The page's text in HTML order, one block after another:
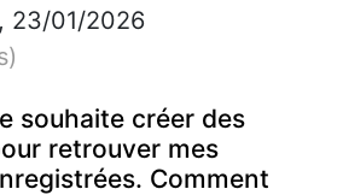
23/01/2026
souhaite créer des
retrouver mes
Comment